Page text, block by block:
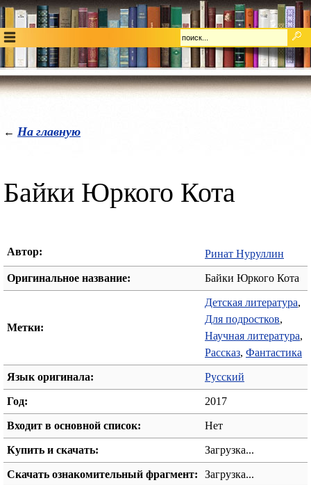
← На главную
Байки Юркого Кота
Автор: Ринат Нуруллин
Оригинальное название: Байки Юркого Кота
Метки:
Детская литература,
Для подростков,
Научная литература,
Рассказ, Фантастика
Язык оригинала: Русский
Год: 2017
Входит в основной список: Нет
Купить и скачать: Загрузка...
Скачать ознакомительный фрагмент: Загрузка...